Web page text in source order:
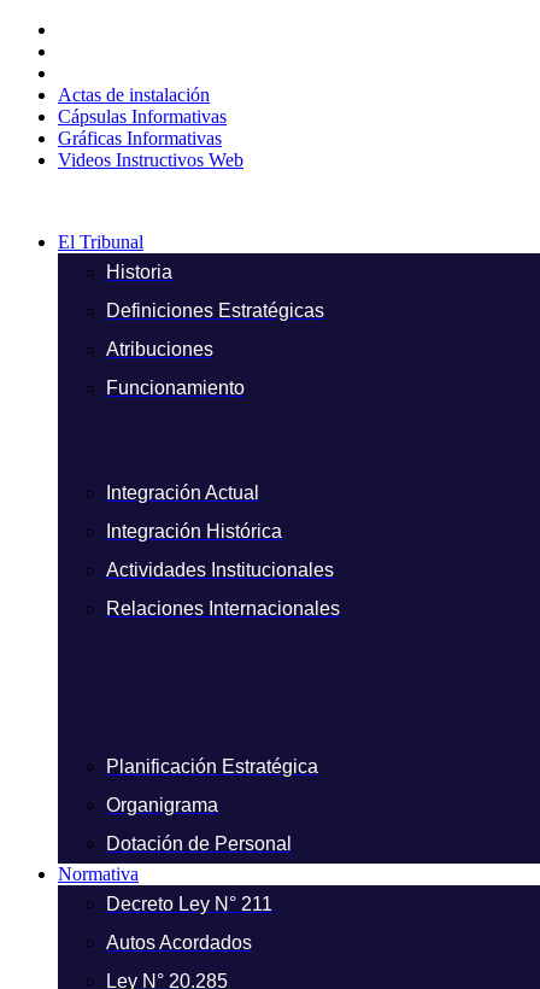
contenido
Actas de instalación
Cápsulas Informativas
Gráficas Informativas
Videos Instructivos Web
El Tribunal
Historia
Definiciones Estratégicas
Atribuciones
Funcionamiento
Integración Actual
Integración Histórica
Actividades Institucionales
Relaciones Internacionales
Planificación Estratégica
Organigrama
Dotación de Personal
Normativa
Decreto Ley N° 211
Autos Acordados
Ley N° 20.285